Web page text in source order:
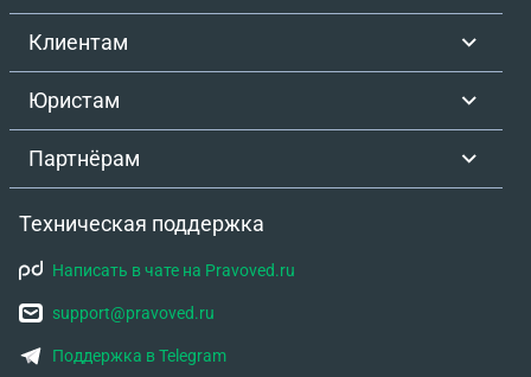
Клиентам
Юристам
Партнёрам
Техническая поддержка
Написать в чате на Pravoved.ru
support@pravoved.ru
Поддержка в Telegram